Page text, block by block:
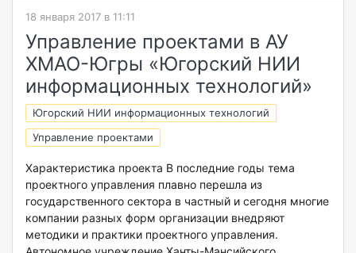
18 января 2017 в 11:11
Управление проектами в АУ
ХМАО-Югры «Югорский НИИ
информационных технологий»
Югорский НИИ информационных технологий
Управление проектами
Характеристика проекта В последние годы тема
проектного управления плавно перешла из
государственного сектора в частный и сегодня многие
компании разных форм организации внедряют
методики и практики проектного управления.